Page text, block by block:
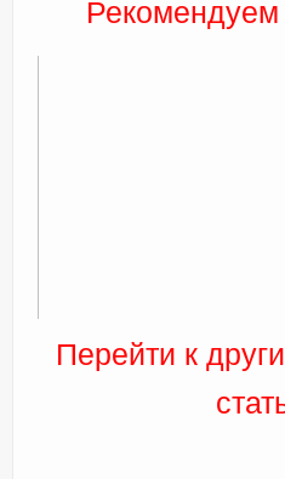
Рекомендуем
Перейти к